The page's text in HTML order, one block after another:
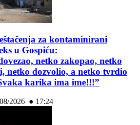
za kontaminirani
u Gospiću:
netko zakopao, netko
netko dozvolio, a netko tvrdio
karika ima ime!!!”
2026 ● 17:24